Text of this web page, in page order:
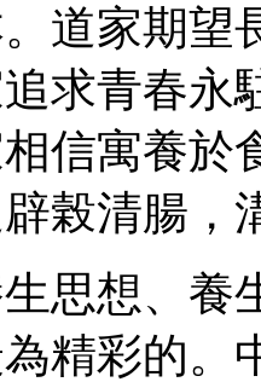
道家期望
求青春永
信寓養於
榖清腸，
想、養
精彩的。